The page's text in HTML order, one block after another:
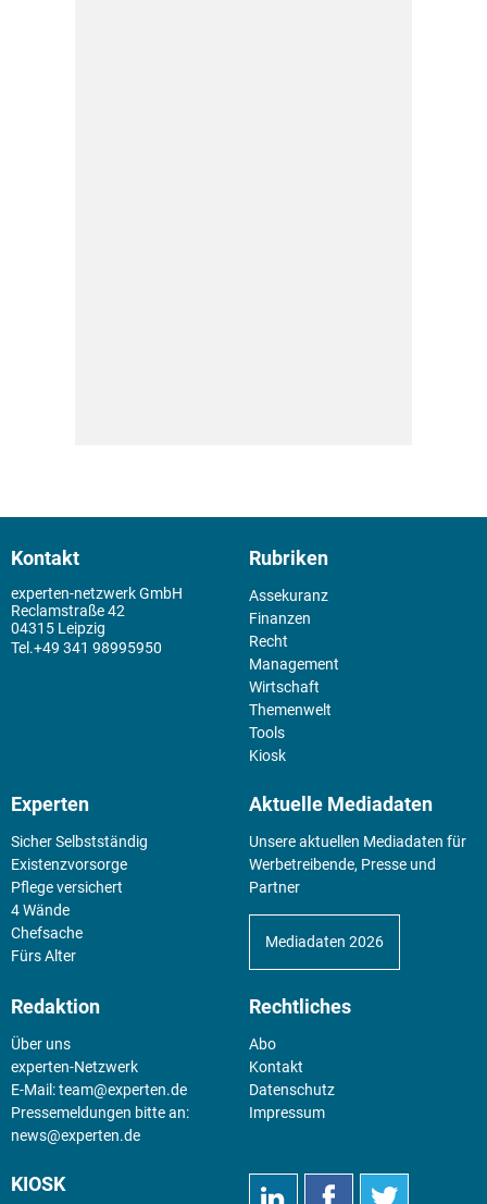
Kontakt
experten-netzwerk GmbH
Reclamstraße 42
04315 Leipzig
+49 341 98995950
Rubriken
Assekuranz
Finanzen
Recht
Management
Wirtschaft
Themenwelt
Tools
Kiosk
Experten
Sicher Selbstständig
Existenz­vorsorge
Pflege versichert
4 Wände
Chefsache
Fürs Alter
Aktuelle Mediadaten
Unsere aktuellen Mediadaten für
Werbetreibende, Presse und
Partner
Mediadaten 2026
Redaktion
Über uns
experten-Netzwerk
E-Mail:team@experten.de
Pressemeldungen bitte an:
news@experten.de
Rechtliches
Abo
Kontakt
Datenschutz
Impressum
KIOSK